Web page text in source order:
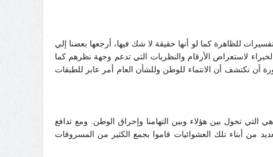
للظاهرة كما لو أنها حقيقة لا شك فيها، أرجعها بعضنا إلي
لاستعراض الأرقام والنظريات التي تدعم وجهة نظرهم كما
بنظرة عابرة إلى شباب تلك الثورة أن نكتشف أن الانتماء للوطن وللشأن العام أمر عابر للطبقات
تحول بين هؤلاء وبين التهامنا وإحراق الوطن. ومع تدافع
من أبناء تلك العشوائيات قاموا بجمع الكثير من المسروقات